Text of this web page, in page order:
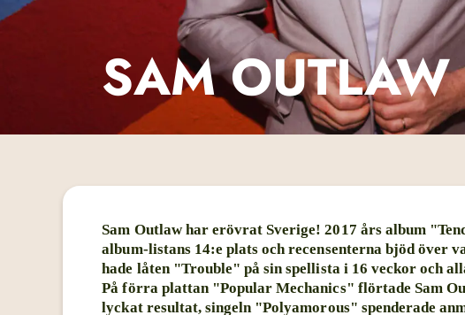
SAM OUTLAW
Sam Outlaw har erövrat Sverige! 2017 års album
album-listans 14:e plats och recensenterna bjöd över
hade låten "Trouble" på sin spellista i 16 veckor och
På förra plattan "Popular Mechanics" flörtade Sam
lyckat resultat, singeln "Polyamorous" spenderade